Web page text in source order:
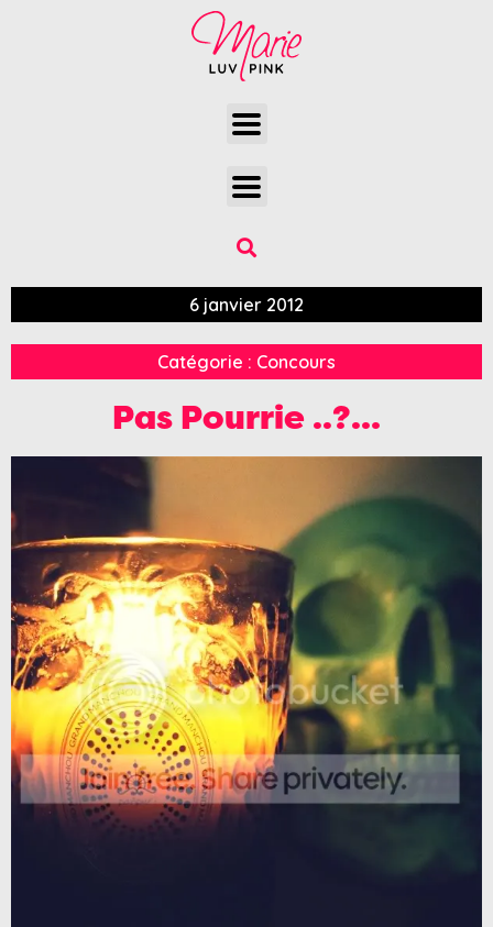
6 janvier 2012
Catégorie : Concours
Pas Pourrie ..?…